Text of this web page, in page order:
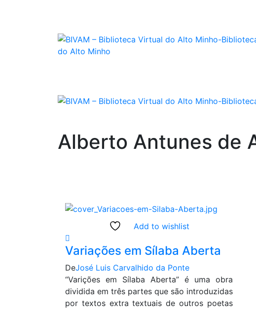
Alberto Antunes de
Add to wishlist
Variações em Sílaba Aberta
DeJosé Luis Carvalhido da Ponte
“Varições em Sílaba Aberta” é uma obra
dividida em três partes que são introduzidas
por textos extra textuais de outros poetas